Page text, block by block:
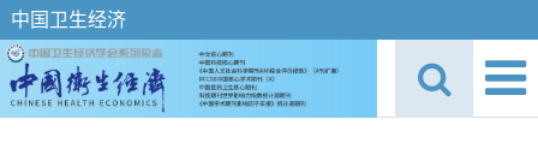
中国卫生经济